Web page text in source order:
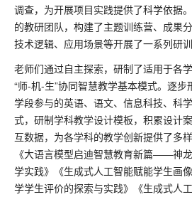
调查，为开展项目实践提供了科学依据
的教研团队，构建了主题训练营、成果
技术逻辑、应用场景等开展了一系列研训
老师们通过自主探索，研制了适用于各
“师-机-生”协同智慧教学基本模式。逐
学段参与的英语、语文、信息科技、科
式，研制学科教学设计模板，积累设计
互数据，为各学科的教学创新提供了多
《大语言模型启迪智慧教育新篇——神
学实践》《生成式人工智能赋能学生
学学生评价的探索与实践》《生成式